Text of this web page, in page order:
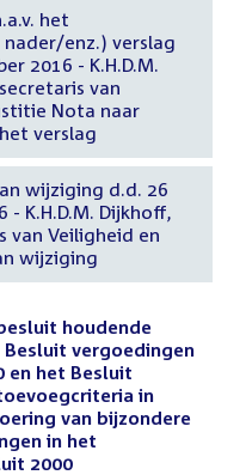
het
enz.) verslag
2016 - K.H.D.M.
van
Nota naar
verslag
wijziging d.d. 26
- K.H.D.M. Dijkhoff,
van Veiligheid en
wijziging
houdende
Besluit vergoedingen
en het Besluit
in
van bijzondere
in het
2000